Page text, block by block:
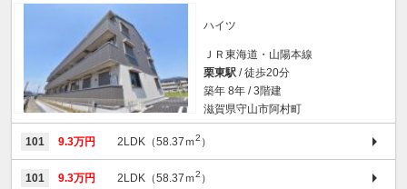
ハイツ
ＪＲ東海道・山陽本線
栗東駅 / 徒歩20分
築年 8年 / 3階建
滋賀県守山市阿村町
101 9.3万円 2LDK（58.37ｍ2 ）
101 9.3万円 2LDK（58.37ｍ2 ）